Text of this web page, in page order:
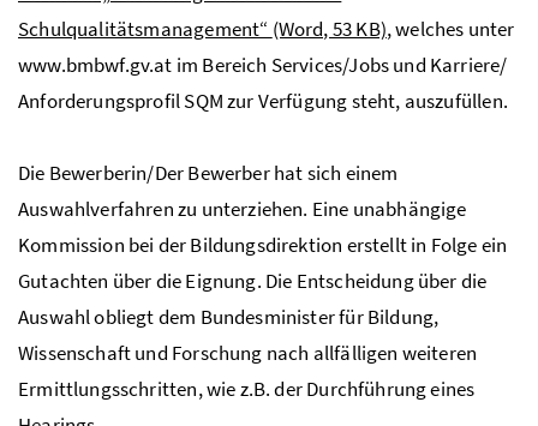
Schulqualitätsmanagement“ (Word, 53 KB), welches unter
www.bmbwf.gv.at im Bereich Services/Jobs und Karriere/
AnforderungsprofilSQMzur Verfügung steht, auszufüllen.
Die Bewerberin/Der Bewerber hat sich einem
Auswahlverfahren zu unterziehen. Eine unabhängige
Kommission bei der Bildungsdirektion erstellt in Folge ein
Gutachten über die Eignung. Die Entscheidung über die
Auswahl obliegt dem Bundesminister für Bildung,
Wissenschaft und Forschung nach allfälligen weiteren
Ermittlungsschritten, wiez.B.der Durchführung eines